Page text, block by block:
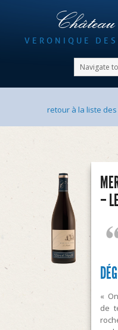
VERONIQUE
retour à la liste
–
«
de